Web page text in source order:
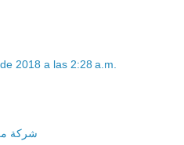
2018 a las 2:28 a.m.
شركة